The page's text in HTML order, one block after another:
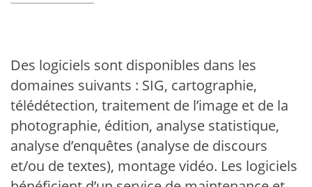
Des logiciels sont disponibles dans les
domaines suivants : SIG, cartographie,
télédétection, traitement de l’image et de la
photographie, édition, analyse statistique,
analyse d’enquêtes (analyse de discours
et/ou de textes), montage vidéo. Les logiciels